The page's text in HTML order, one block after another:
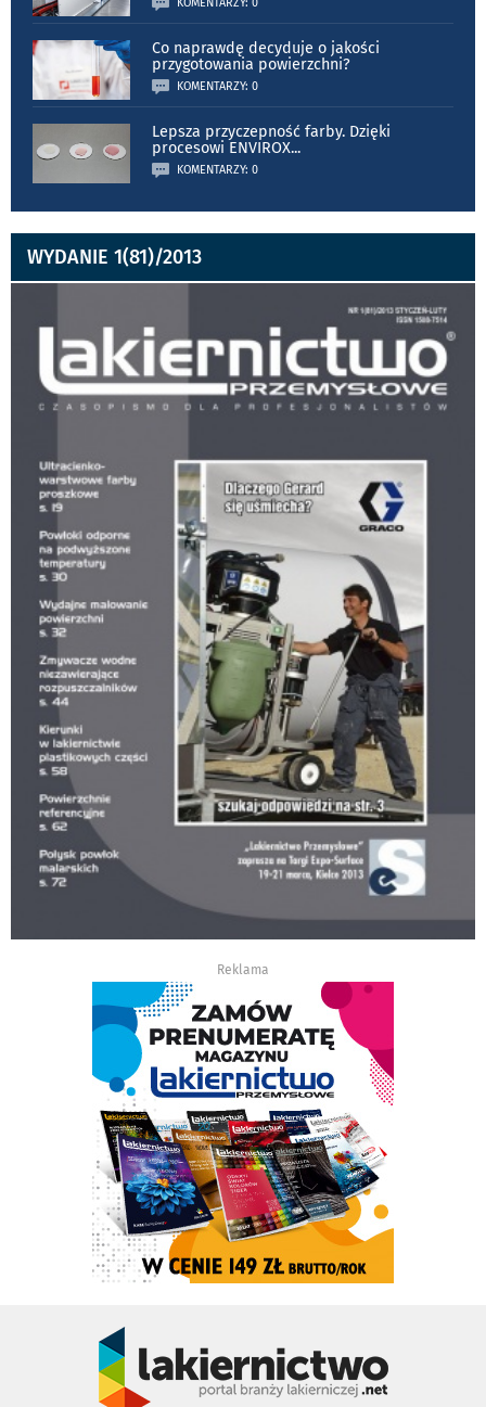
Co naprawdę decyduje o jakości
przygotowania powierzchni?
KOMENTARZY: 0
Lepsza przyczepność farby. Dzięki
procesowi ENVIROX...
KOMENTARZY: 0
WYDANIE 1(81)/2013
Reklama